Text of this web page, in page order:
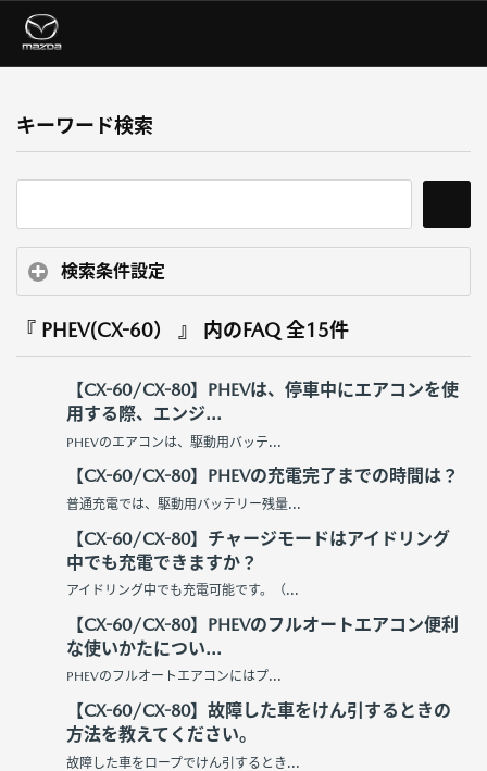
キーワード検索
検索条件設定
『 PHEV(CX-60） 』 内のFAQ 全15件
【CX-60/CX-80】PHEVは、停車中にエアコンを使
用する際、エンジ...
PHEVのエアコンは、駆動用バッテ...
【CX-60/CX-80】PHEVの充電完了までの時間は？
普通充電では、駆動⽤バッテリー残量...
【CX-60/CX-80】チャージモードはアイドリング
中でも充電できますか？
アイドリング中でも充電可能です。（...
【CX-60/CX-80】PHEVのフルオートエアコン便利
な使いかたについ...
PHEVのフルオートエアコンにはプ...
【CX-60/CX-80】故障した車をけん引するときの
方法を教えてください。
故障した⾞をロープでけん引するとき...